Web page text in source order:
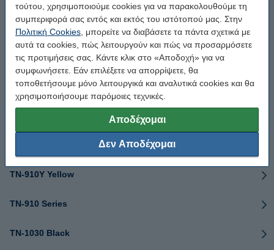
τούτου, χρησιμοποιούμε cookies για να παρακολουθούμε τη
συμπεριφορά σας εντός και εκτός του ιστότοπού μας. Στην
Πολιτική Cookies , μπορείτε να διαβάσετε τα πάντα σχετικά με
αυτά τα cookies, πώς λειτουργούν και πώς να προσαρμόσετε
τις προτιμήσεις σας. Κάντε κλικ στο «Αποδοχή» για να
συμφωνήσετε. Εάν επιλέξετε να απορρίψετε, θα
τοποθετήσουμε μόνο λειτουργικά και αναλυτικά cookies και θα
χρησιμοποιήσουμε παρόμοιες τεχνικές.
Αποδέχομαι
Δεν Αποδέχομαι
TN-900Y Yellow
TN-900 Series
TN-910BK Black
TN-910Y Yellow
TN-910 Series
TN-1030 Black